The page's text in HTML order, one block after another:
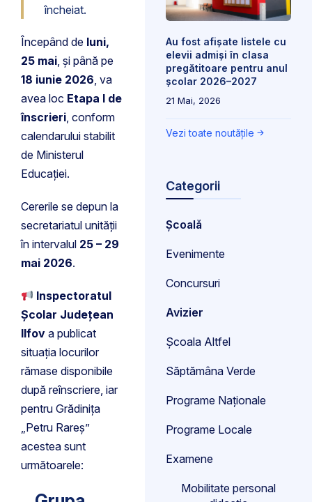
încheiat.
Începând de luni,
25 mai, și până pe
18 iunie 2026, va
avea loc Etapa I de
înscrieri, conform
calendarului stabilit
de Ministerul
Educației.
Cererile se depun la
secretariatul unității
în intervalul 25 – 29
mai 2026.
Inspectoratul
Școlar Județean
Ilfov a publicat
situația locurilor
rămase disponibile
după reînscriere, iar
pentru Grădinița
„Petru Rareș”
acestea sunt
următoarele:
Au fost afișate listele cu
elevii admiși în clasa
pregătitoare pentru anul
școlar 2026–2027
21 Mai, 2026
Vezi toate noutățile
Categorii
Școală
Evenimente
Concursuri
Avizier
Școala Altfel
Săptămâna Verde
Programe Naționale
Programe Locale
Examene
Mobilitate personal